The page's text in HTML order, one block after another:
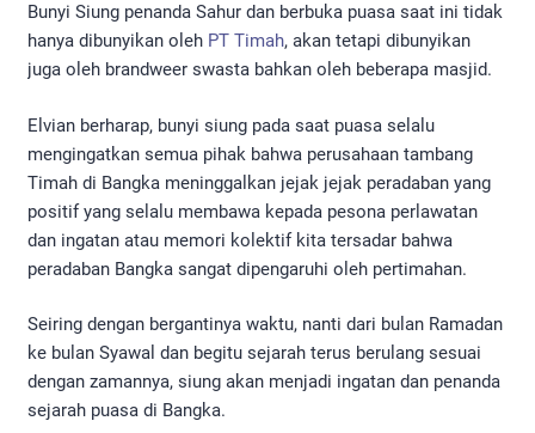
Bunyi Siung penanda Sahur dan berbuka puasa saat ini tidak
hanya dibunyikan oleh PT Timah, akan tetapi dibunyikan
juga oleh brandweer swasta bahkan oleh beberapa masjid.
Elvian berharap, bunyi siung pada saat puasa selalu
mengingatkan semua pihak bahwa perusahaan tambang
Timah di Bangka meninggalkan jejak jejak peradaban yang
positif yang selalu membawa kepada pesona perlawatan
dan ingatan atau memori kolektif kita tersadar bahwa
peradaban Bangka sangat dipengaruhi oleh pertimahan.
Seiring dengan bergantinya waktu, nanti dari bulan Ramadan
ke bulan Syawal dan begitu sejarah terus berulang sesuai
dengan zamannya, siung akan menjadi ingatan dan penanda
sejarah puasa di Bangka.